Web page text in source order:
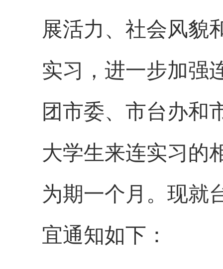
展活力、社会风貌
实习，进一步加强
团市委、市台办和
大学生来连实习的
为期一个月。现就
宜通知如下：